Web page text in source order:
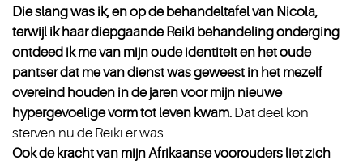
Die slang was ik, en op de behandeltafel van Nicola,
terwijl ik haar diepgaande Reiki behandeling onderging
ontdeed ik me van mijn oude identiteit en het oude
pantser dat me van dienst was geweest in het mezelf
overeind houden in de jaren voor mijn nieuwe
hypergevoelige vorm tot leven kwam. Dat deel kon
sterven nu de Reiki er was.
Ook de kracht van mijn Afrikaanse voorouders liet zich